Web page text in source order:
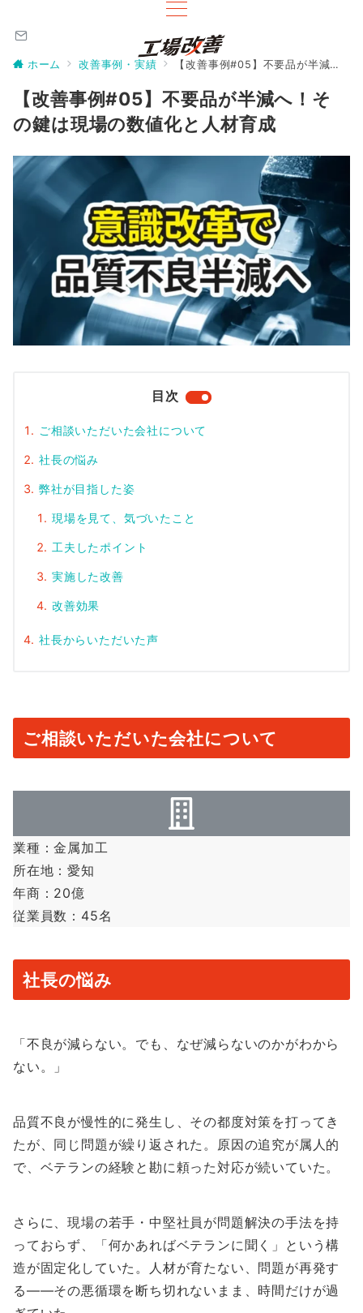
ホーム 改善事例・実績 【改善事例#05】不要品が半減へ！その鍵は現場の数値化と人材育成
【改善事例#05】不要品が半減へ！そ
の鍵は現場の数値化と人材育成
目次
ご相談いただいた会社について
社長の悩み
弊社が目指した姿
現場を見て、気づいたこと
工夫したポイント
実施した改善
改善効果
社長からいただいた声
ご相談いただいた会社について
業種：金属加工
所在地：愛知
年商：20億
従業員数：45名
社長の悩み
「不良が減らない。でも、なぜ減らないのかがわから
ない。」
品質不良が慢性的に発生し、その都度対策を打ってき
たが、同じ問題が繰り返された。原因の追究が属人的
で、ベテランの経験と勘に頼った対応が続いていた。
さらに、現場の若手・中堅社員が問題解決の手法を持
っておらず、「何かあればベテランに聞く」という構
造が固定化していた。人材が育たない、問題が再発す
る——その悪循環を断ち切れないまま、時間だけが過